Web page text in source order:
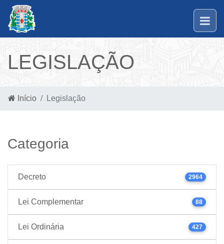
LEGISLAÇÃO
Início Legislação
Categoria
Decreto 2964
Lei Complementar 88
Lei Ordinária 427